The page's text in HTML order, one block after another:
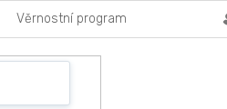
Věrnostní program